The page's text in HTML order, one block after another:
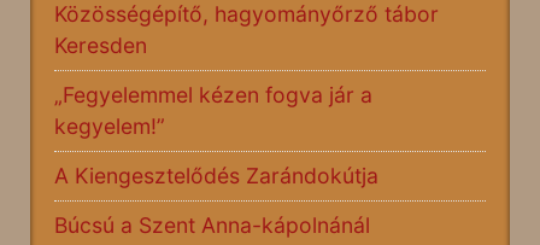
Közösségépítő, hagyományőrző tábor
Keresden
„Fegyelemmel kézen fogva jár a
kegyelem!”
A Kiengesztelődés Zarándokútja
Búcsú a Szent Anna-kápolnánál